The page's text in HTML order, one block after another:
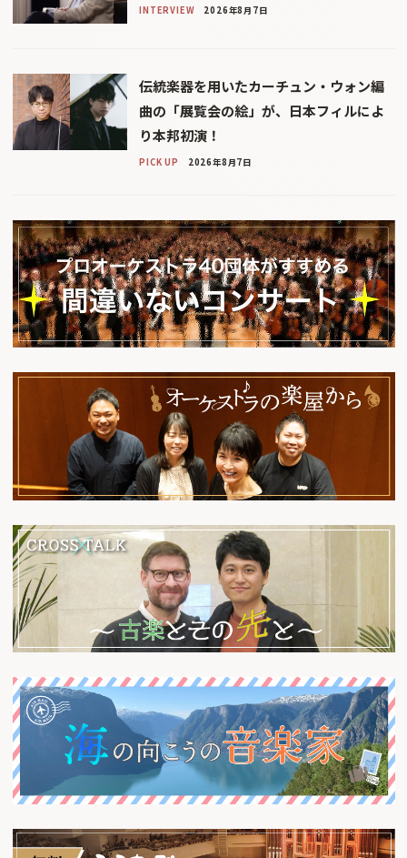
INTERVIEW 2026年8月7日
伝統楽器を用いたカーチュン・ウォン編
曲の「展覧会の絵」が、日本フィルによ
り本邦初演！
PICK UP 2026年8月7日